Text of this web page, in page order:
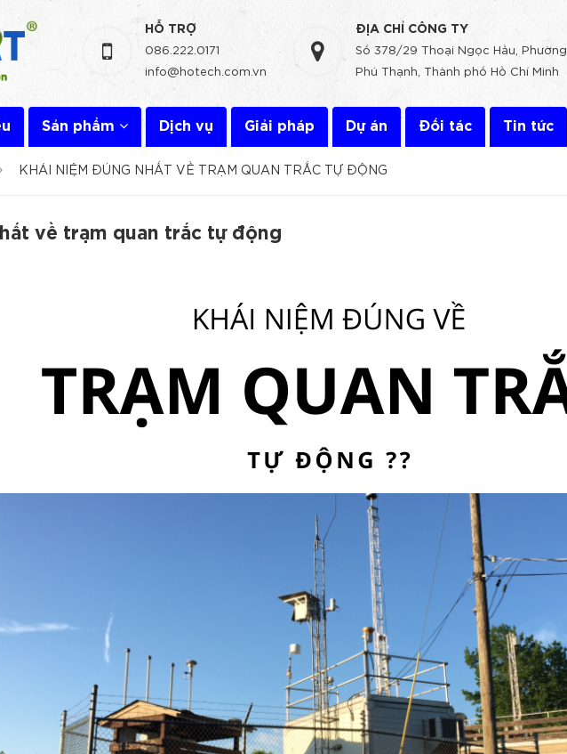
HỖ TRỢ
086.222.0171
info@hotech.com.vn
ĐỊA CHỈ CÔNG TY
Số 378/29 Thoại Ngọc Hầu, Phường
Phú Thạnh, Thành phố Hồ Chí Minh
Sản phẩm Dịch vụ Giải pháp Dự án Đối tác Tin tức
KHÁI NIỆM ĐÚNG NHẤT VỀ TRẠM QUAN TRẮC TỰ ĐỘNG
về trạm quan trắc tự động